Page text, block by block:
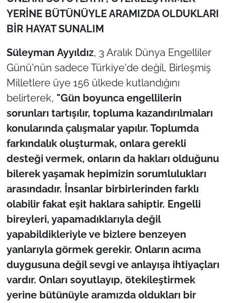
YERİNE BÜTÜNÜYLE ARAMIZDA OLDUKLARI
BİR HAYAT SUNALIM
Süleyman Ayyıldız, 3 Aralık Dünya Engelliler
Günü'nün sadece Türkiye'de değil, Birleşmiş
Milletlere üye 156 ülkede kutlandığını
belirterek, "Gün boyunca engellilerin
sorunları tartışılır, topluma kazandırılmaları
konularında çalışmalar yapılır. Toplumda
farkındalık oluşturmak, onlara gerekli
desteği vermek, onların da hakları olduğunu
bilerek yaşamak hepimizin sorumlulukları
arasındadır. İnsanlar birbirlerinden farklı
olabilir fakat eşit haklara sahiptir. Engelli
bireyleri, yapamadıklarıyla değil
yapabildikleriyle ve bizlere benzeyen
yanlarıyla görmek gerekir. Onların acıma
duygusuna değil sevgi ve anlayışa ihtiyaçları
vardır. Onları soyutlayıp, ötekileştirmek
yerine bütünüyle aramızda oldukları bir
İş Dünyası
Bilim Teknoloji
English News
Canlı Maç
Genel-A
Gündem-Eğitim